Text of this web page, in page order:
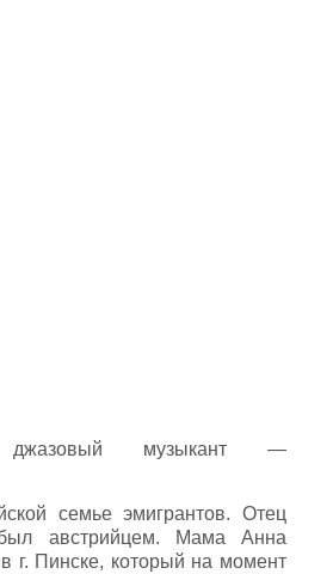
джазовый музыкант —
семье эмигрантов. Отец
австрийцем. Мама Анна
г. Пинске, который на момент